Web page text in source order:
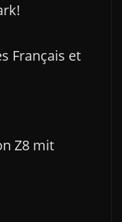
Français et
Z8 mit